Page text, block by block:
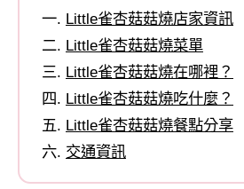
Little雀杏菇菇燒店家資訊
Little雀杏菇菇燒菜單
Little雀杏菇菇燒在哪裡？
Little雀杏菇菇燒吃什麼？
Little雀杏菇菇燒餐點分享
交通資訊